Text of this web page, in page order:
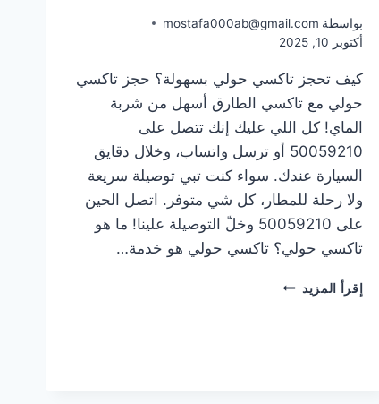
بواسطة mostafa000ab@gmail.com
أكتوبر 10, 2025
كيف تحجز تاكسي حولي بسهولة؟ حجز تاكسي
حولي مع تاكسي الطارق أسهل من شربة
الماي! كل اللي عليك إنك تتصل على
50059210 أو ترسل واتساب، وخلال دقايق
السيارة عندك. سواء كنت تبي توصيلة سريعة
ولا رحلة للمطار، كل شي متوفر. اتصل الحين
على 50059210 وخلّ التوصيلة علينا! ما هو
تاكسي حولي؟ تاكسي حولي هو خدمة…
إقرأ المزيد أرخص